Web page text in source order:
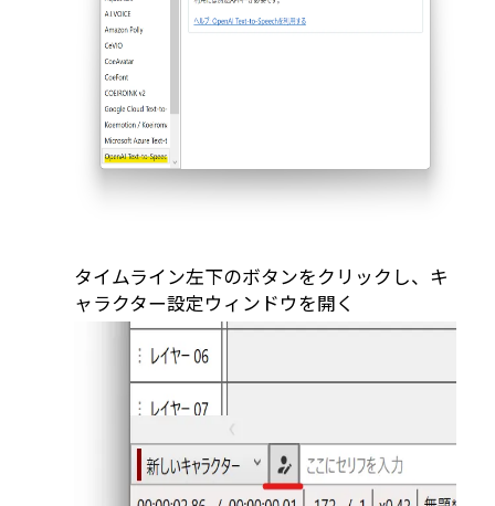
タイムライン左下のボタンをクリックし、キ
ャラクター設定ウィンドウを開く